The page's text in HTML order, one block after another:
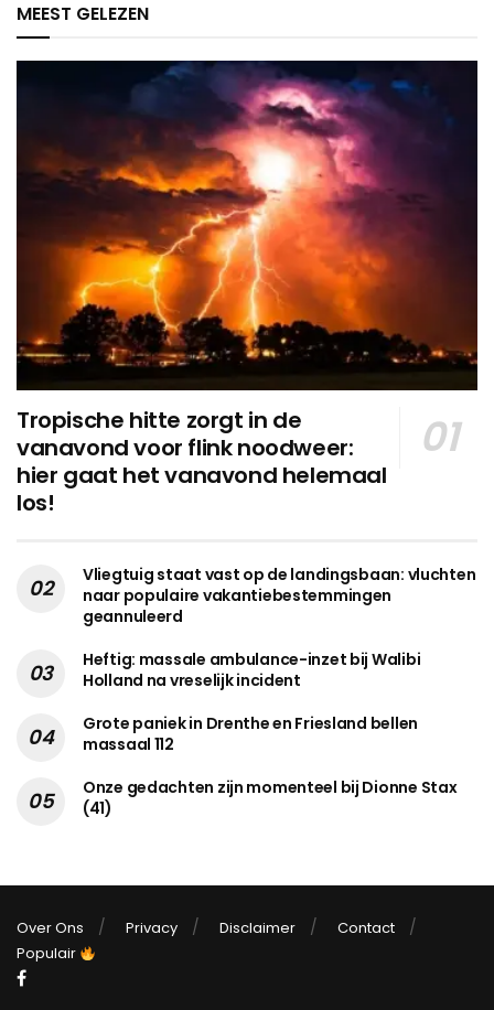
MEEST GELEZEN
Tropische hitte zorgt in de
vanavond voor flink noodweer:
hier gaat het vanavond helemaal
los!
Vliegtuig staat vast op de landingsbaan: vluchten
naar populaire vakantiebestemmingen
geannuleerd
Heftig: massale ambulance-inzet bij Walibi
Holland na vreselijk incident
Grote paniek in Drenthe en Friesland bellen
massaal 112
Onze gedachten zijn momenteel bij Dionne Stax
(41)
Over Ons Privacy Disclaimer
Contact
Populair